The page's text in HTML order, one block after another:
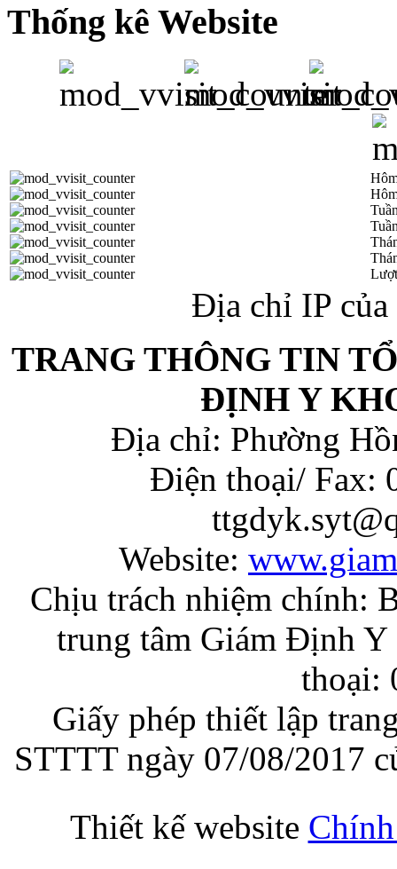
Thống kê Website
Địa chỉ IP của
TRANG THÔNG TIN
ĐỊNH Y
Địa chỉ: Phường
Điện thoại/ Fax:
Website:
Chịu trách nhiệm chính:
trung tâm Giám Định
thoại:
Giấy phép thiết lập
STTTT ngày 07/08/2017
Thiết kế website